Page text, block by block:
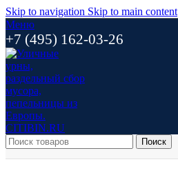
Skip to navigation Skip to main content
Меню
+7 (495) 162-03-26
Поиск